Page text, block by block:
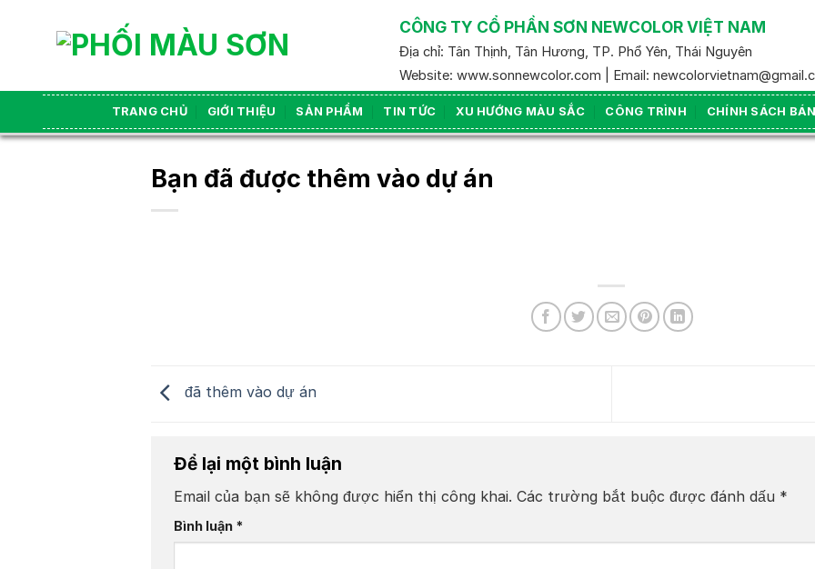
CÔNG TY CỔ PHẦN SƠN NEWCOLOR VIỆT NAM
Địa chỉ: Tân Thịnh, Tân Hương, TP. Phổ Yên, Thái Nguyên
Website: www.sonnewcolor.com | Email:
TRANG CHỦ GIỚI THIỆU SẢN PHẨM TIN TỨC XU HƯỚNG MÀU SẮC CÔNG TRÌNH CHÍNH SÁCH
Bạn đã được thêm vào dự án
đã thêm vào dự án
Để lại một bình luận
Email của bạn sẽ không được hiển thị công khai. Các trường bắt buộc được đánh dấu *
Bình luận *